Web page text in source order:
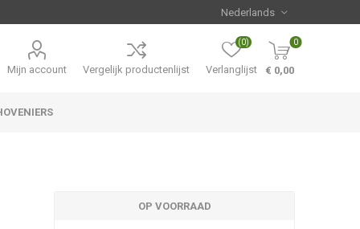
Mijn account Vergelijk productenlijst Verlanglijst
(0) 0
€ 0,00
OP VOORRAAD